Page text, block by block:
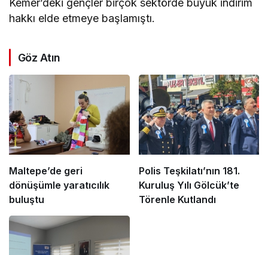
hakkı elde etmeye başlamıştı.
Göz Atın
Maltepe’de geri
dönüşümle yaratıcılık
buluştu
Polis Teşkilatı’nın 181.
Kuruluş Yılı Gölcük’te
Törenle Kutlandı